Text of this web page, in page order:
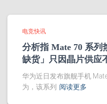
电竞快讯
分析指 Mate 70 系
缺货」只因晶片供应
华为近日发布旗舰手机
为，该系列
阅读更多